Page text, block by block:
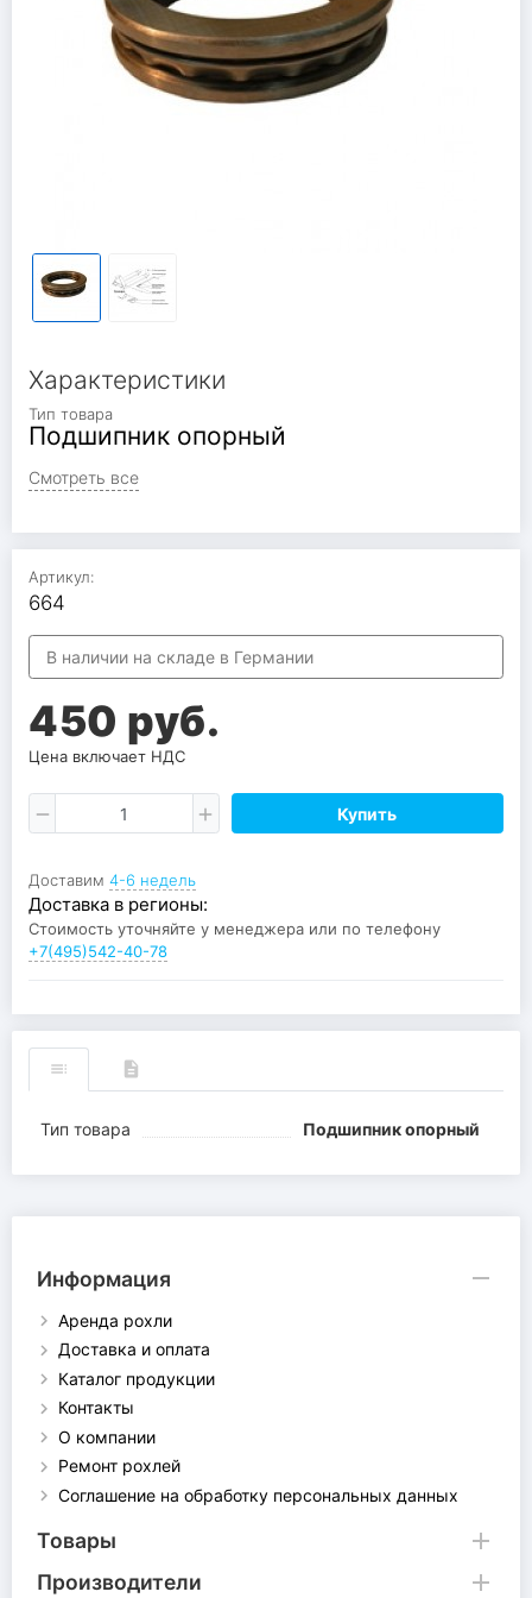
Характеристики
Тип товара
Подшипник опорный
Смотреть все
Артикул:
664
В наличии на складе в Германии
450 руб.
Цена включает НДС
Купить
Доставим 4-6 недель
Доставка в регионы:
Стоимость уточняйте у менеджера или по телефону
+7(495)542-40-78
Тип товара Подшипник опорный
Информация
Аренда рохли
Доставка и оплата
Каталог продукции
Контакты
О компании
Ремонт рохлей
Соглашение на обработку персональных данных
Товары
Производители